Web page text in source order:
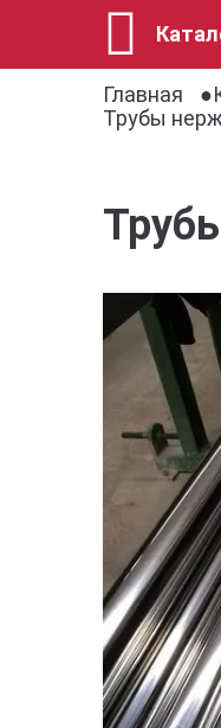
Главная
Трубы